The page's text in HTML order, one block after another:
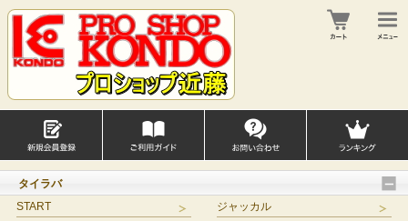
タイラバ
START
ジャッカル